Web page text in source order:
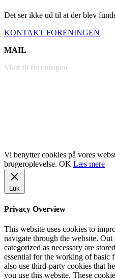
Det ser ikke ud til at der blev
KONTAKT FORENINGEN
MAIL
Mail til foreningen
Vi benytter cookies på vores
brugeroplevelse. OK Læs mere
Luk
Privacy Overview
This website uses cookies to
navigate through the website. Out
categorized as necessary are
essential for the working of basic
also use third-party cookies that
you use this website. These